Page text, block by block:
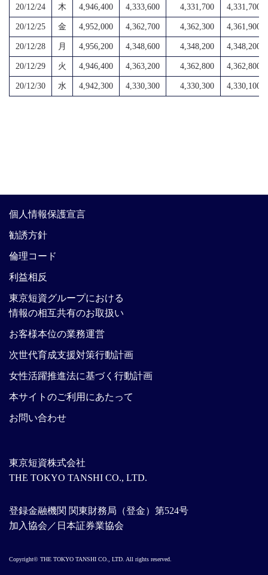
20/12/24 木 4,946,400 4,333,600 4,331,700 4,331,700
20/12/25 金 4,952,000 4,362,700 4,362,300 4,361,900
20/12/28 月 4,956,200 4,348,600 4,348,200 4,348,200
20/12/29 火 4,946,400 4,363,200 4,362,800 4,362,800
20/12/30 水 4,942,300 4,330,300 4,330,300 4,330,100
東京短資株式会社
THE TOKYO TANSHI CO., LTD.
登録金融機関 関東財務局（登金）第524号
加入協会／日本証券業協会
個人情報保護宣言
勧誘方針
倫理コード
利益相反
東京短資グループにおける
情報の相互共有のお取扱い
お客様本位の業務運営
次世代育成支援対策行動計画
女性活躍推進法に基づく行動計画
本サイトのご利用にあたって
お問い合わせ
Copyright© THE TOKYO TANSHI CO., LTD. All rights reserved.